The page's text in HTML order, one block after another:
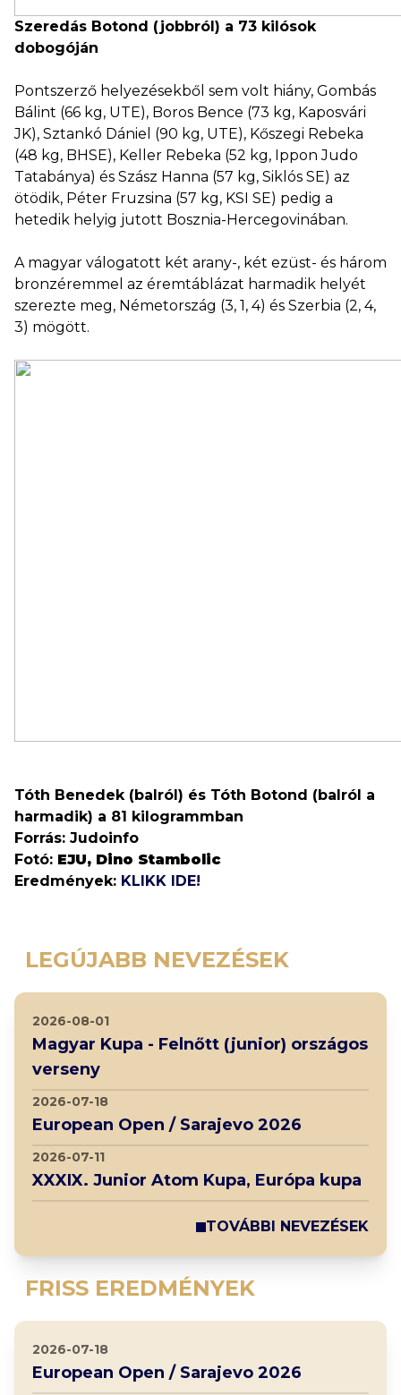
Szeredás Botond (jobbról) a 73 kilósok
dobogóján
Pontszerző helyezésekből sem volt hiány, Gombás
Bálint (66 kg, UTE), Boros Bence (73 kg, Kaposvári
JK), Sztankó Dániel (90 kg, UTE), Kőszegi Rebeka
(48 kg, BHSE), Keller Rebeka (52 kg, Ippon Judo
Tatabánya) és Szász Hanna (57 kg, Siklós SE) az
ötödik, Péter Fruzsina (57 kg, KSI SE) pedig a
hetedik helyig jutott Bosznia-Hercegovinában.
A magyar válogatott két arany-, két ezüst- és három
bronzéremmel az éremtáblázat harmadik helyét
szerezte meg, Németország (3, 1, 4) és Szerbia (2, 4,
3) mögött.
Tóth Benedek (balról) és Tóth Botond (balról a
harmadik) a 81 kilogrammban
Forrás: Judoinfo
Fotó: EJU, Dino Stambolic
Eredmények: KLIKK IDE!
LEGÚJABB NEVEZÉSEK
FRISS EREDMÉNYEK
2026-08-01
Magyar Kupa - Felnőtt (junior) országos
verseny
2026-07-18
European Open / Sarajevo 2026
2026-07-11
XXXIX. Junior Atom Kupa, Európa kupa
TOVÁBBI NEVEZÉSEK
2026-07-18
European Open / Sarajevo 2026